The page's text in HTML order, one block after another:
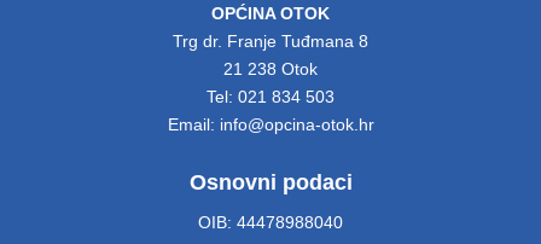
OPĆINA OTOK
Trg dr. Franje Tuđmana 8
21 238 Otok
Tel: 021 834 503
Email: info@opcina-otok.hr
Osnovni podaci
OIB: 44478988040